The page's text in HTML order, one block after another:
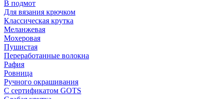
В подмот
Для вязания крючком
Классическая крутка
Меланжевая
Мохеровая
Пушистая
Переработанные волокна
Рафия
Ровница
Ручного окрашивания
С сертификатом GOTS